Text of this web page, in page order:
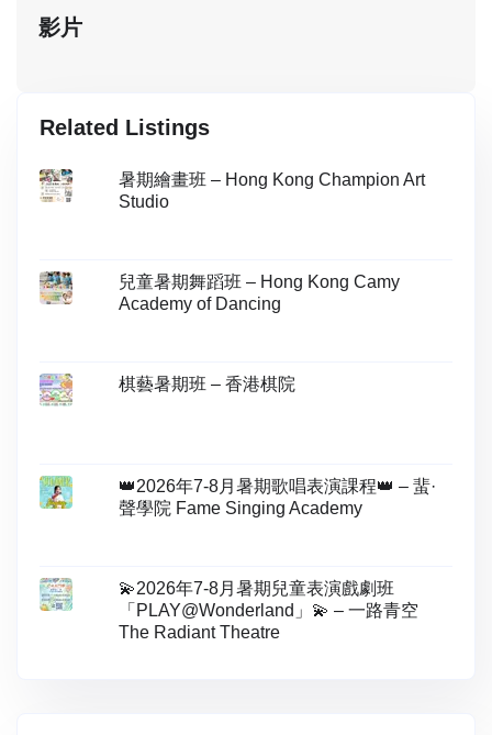
影片
Related Listings
暑期繪畫班 – Hong Kong Champion Art
Studio
兒童暑期舞蹈班 – Hong Kong Camy
Academy of Dancing
棋藝暑期班 – 香港棋院
👑2026年7-8月暑期歌唱表演課程👑 – 蜚·
聲學院 Fame Singing Academy
💫2026年7-8月暑期兒童表演戲劇班
「PLAY@Wonderland」💫 – 一路青空
The Radiant Theatre